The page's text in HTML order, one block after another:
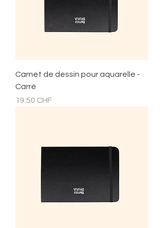
Carnet de dessin pour aquarelle -
Carré
Prix
19.50 CHF